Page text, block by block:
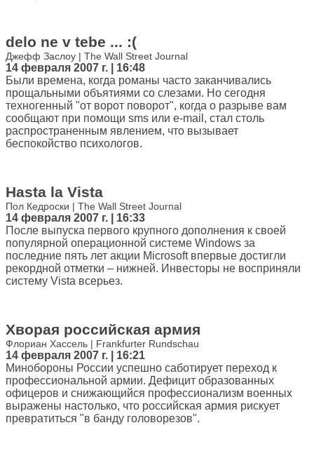
delo ne v tebe ... :(
Джефф Заслоу | The Wall Street Journal
14 февраля 2007 г. | 16:48
Были времена, когда романы часто заканчивались
прощальными объятиями со слезами. Но сегодня
техногенный "от ворот поворот", когда о разрыве вам
сообщают при помощи sms или e-mail, стал столь
распространенным явлением, что вызывает
беспокойство психологов.
Hasta la Vista
Пол Кедроски | The Wall Street Journal
14 февраля 2007 г. | 16:33
После выпуска первого крупного дополнения к своей
популярной операционной системе Windows за
последние пять лет акции Microsoft впервые достигли
рекордной отметки – нижней. Инвесторы не восприняли
систему Vista всерьез.
Хворая российская армия
Флориан Хассель | Frankfurter Rundschau
14 февраля 2007 г. | 16:21
Минобороны России успешно саботирует переход к
профессиональной армии. Дефицит образованных
офицеров и снижающийся профессионализм военных
выражены настолько, что российская армия рискует
превратиться "в банду головорезов".